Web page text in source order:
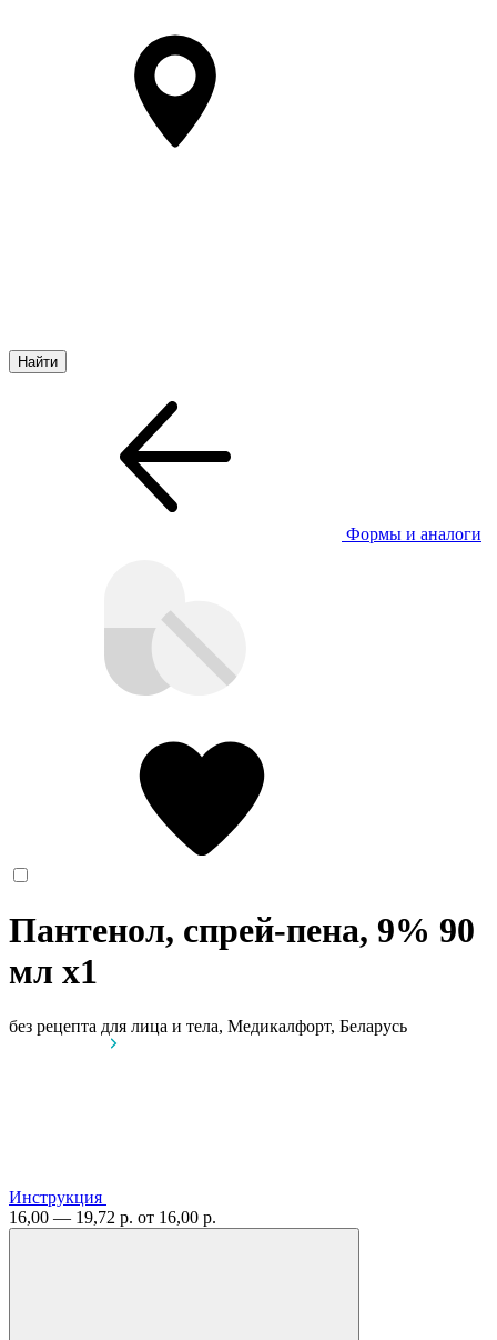
Формы и аналоги
Пантенол, спрей-пена, 9% 90
мл x1
без рецепта для лица и тела, Медикалфорт, Беларусь
Инструкция
16,00 — 19,72 р. от 16,00 р.